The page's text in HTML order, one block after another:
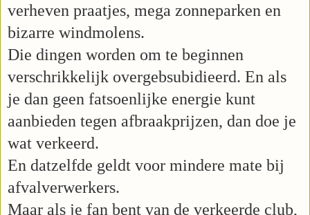
verheven praatjes, mega zonneparken en
bizarre windmolens.
Die dingen worden om te beginnen
verschrikkelijk overgebsubidieerd. En als
je dan geen fatsoenlijke energie kunt
aanbieden tegen afbraakprijzen, dan doe je
wat verkeerd.
En datzelfde geldt voor mindere mate bij
afvalverwerkers.
Maar als je fan bent van de verkeerde club,